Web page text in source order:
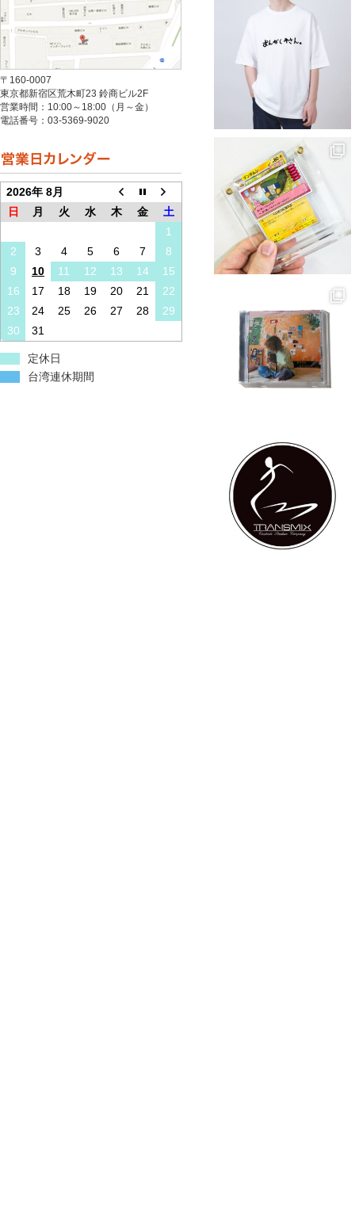
〒160-0007
東京都新宿区荒木町23 鈴商ビル2F
営業時間：10:00～18:00（月～金）
電話番号：03-5369-9020
2026年 8月
日
月 火 水 木 金
土
1
2
3 4 5 6 7
8
9
10 11 12 13 14
15
16
17 18 19 20 21
22
23
24 25 26 27 28
29
30
31
定休日
台湾連休期間